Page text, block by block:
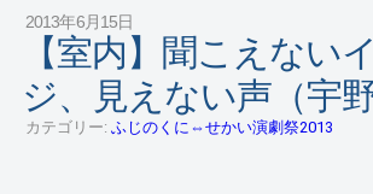
2013年6月15日
【室内】聞こえない
ジ、見えない声（宇野
カテゴリー: ふじのくに⇔せかい演劇祭2013